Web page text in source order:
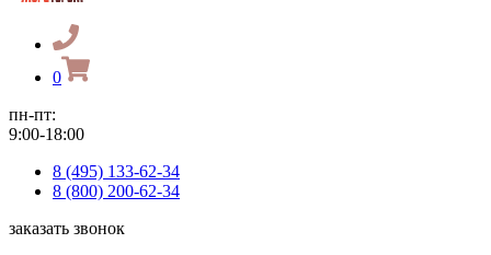
0
пн-пт:
9:00-18:00
8 (495) 133-62-34
8 (800) 200-62-34
заказать звонок